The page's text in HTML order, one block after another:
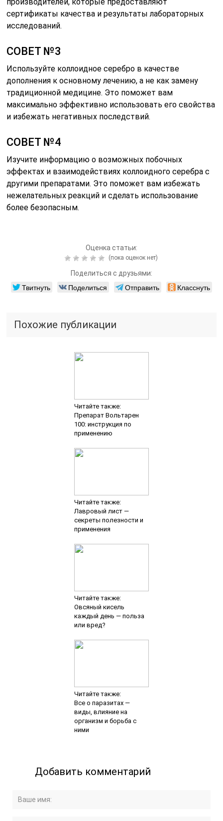
производителей, которые предоставляют
сертификаты качества и результаты лабораторных
исследований.
СОВЕТ №3
Используйте коллоидное серебро в качестве
дополнения к основному лечению, а не как замену
традиционной медицине. Это поможет вам
максимально эффективно использовать его свойства
и избежать негативных последствий.
СОВЕТ №4
Изучите информацию о возможных побочных
эффектах и взаимодействиях коллоидного серебра с
другими препаратами. Это поможет вам избежать
нежелательных реакций и сделать использование
более безопасным.
Оценка статьи:
(пока оценок нет)
Поделиться с друзьями:
Твитнуть Поделиться Отправить Класснуть
Похожие публикации
Читайте также:
Препарат Вольтарен
100: инструкция по
применению
Читайте также:
Лавровый лист —
секреты полезности и
применения
Читайте также:
Овсяный кисель
каждый день — польза
или вред?
Читайте также:
Все о паразитах —
виды, влияние на
организм и борьба с
ними
Добавить комментарий